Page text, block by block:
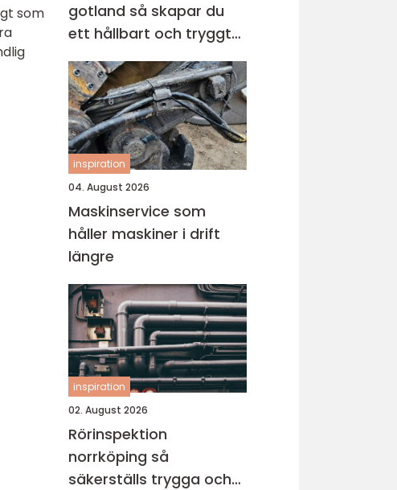
som
gotland så skapar du
ett hållbart och tryggt
badrum
inspiration
04. August 2026
Maskinservice som
håller maskiner i drift
längre
inspiration
02. August 2026
Rörinspektion
norrköping så
säkerställs trygga och